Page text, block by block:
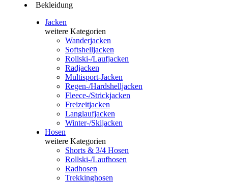
Bekleidung
Jacken
weitere Kategorien
Wanderjacken
Softshelljacken
Rollski-/Laufjacken
Radjacken
Multisport-Jacken
Regen-/Hardshelljacken
Fleece-/Strickjacken
Freizeitjacken
Langlaufjacken
Winter-/Skijacken
Hosen
weitere Kategorien
Shorts & 3/4 Hosen
Rollski-/Laufhosen
Radhosen
Trekkinghosen